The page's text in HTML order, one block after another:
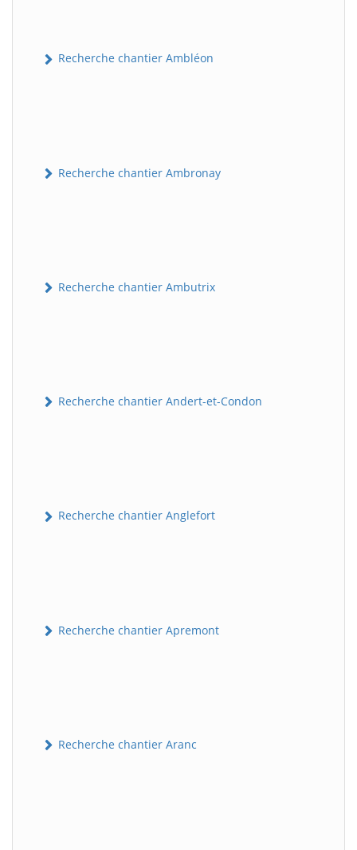
Recherche chantier Ambléon
Recherche chantier Ambronay
Recherche chantier Ambutrix
Recherche chantier Andert-et-Condon
Recherche chantier Anglefort
Recherche chantier Apremont
Recherche chantier Aranc